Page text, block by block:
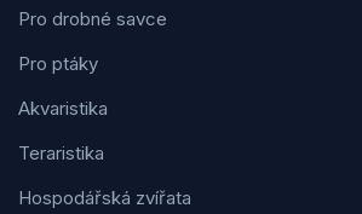
Pro drobné savce
Pro ptáky
Akvaristika
Teraristika
Hospodářská zvířata